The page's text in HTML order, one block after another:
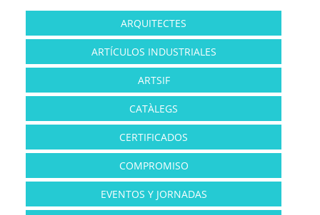
ARQUITECTES
ARTÍCULOS INDUSTRIALES
ARTSIF
CATÀLEGS
CERTIFICADOS
COMPROMISO
EVENTOS Y JORNADAS